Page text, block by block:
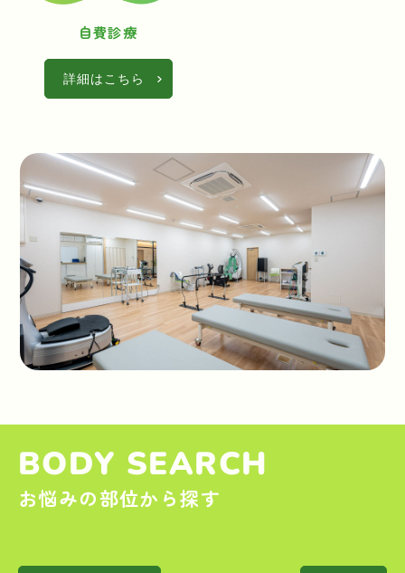
自費診療
詳細はこちら
BODY SEARCH
お悩みの部位から探す